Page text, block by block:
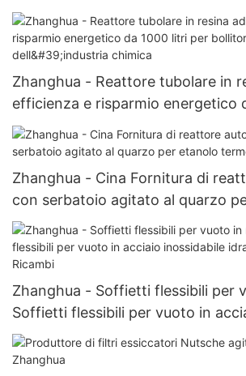
di polveri medicinali / Macchina
miscelazione di polveri
V-efficiency
Zhanghua - Reattore tubolare in
efficienza e risparmio energetico
bollitore di reazione dell'industria
Zhanghua - Cina Fornitura di
con serbatoio agitato al quarzo
termoelettrico
Zhanghua - Soffietti flessibili per
Soffietti flessibili per vuoto in
idraulico con flangia Ricambi